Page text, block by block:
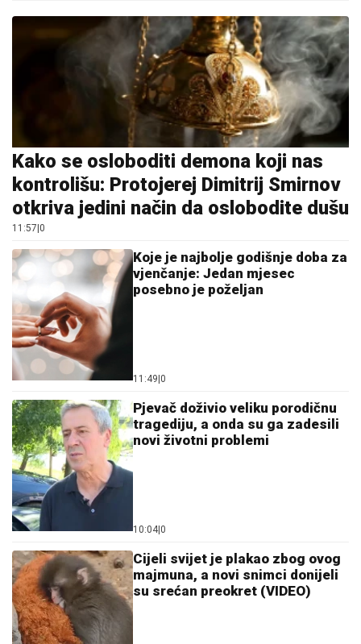
Kako se osloboditi demona koji nas
kontrolišu: Protojerej Dimitrij Smirnov
otkriva jedini način da oslobodite dušu
11:57 0
Koje je najbolje godišnje doba za
vjenčanje: Jedan mjesec
posebno je poželjan
11:49 0
Pjevač doživio veliku porodičnu
tragediju, a onda su ga zadesili
novi životni problemi
10:04 0
Cijeli svijet je plakao zbog ovog
majmuna, a novi snimci donijeli
su srećan preokret (VIDEO)